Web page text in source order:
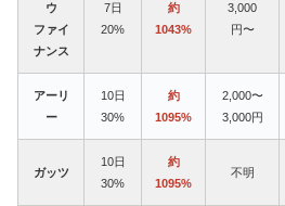
ウ
ファイ
ナンス
7日
20%
約
1043%
3,000
円〜
アーリ
ー
10日
30%
約
1095%
2,000〜
3,000円
ガッツ
10日
30%
約
1095%
不明